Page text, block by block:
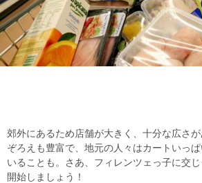
郊外にあるため店舗が大きく、十分な広さ
ぞろえも豊富で、地元の人々はカートいっ
いることも。さあ、フィレンツェっ子に交
開始しましょう！